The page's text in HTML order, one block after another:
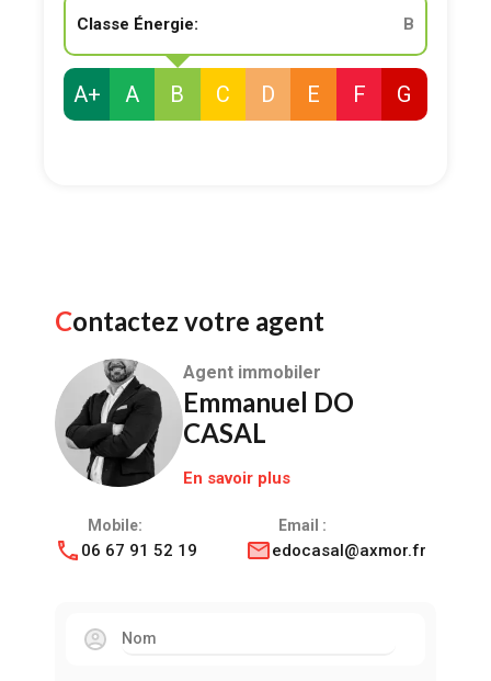
Classe Énergie: B
A+ A B C D E F G
Contactez votre agent
Agent immobiler
Emmanuel DO
CASAL
En savoir plus
Mobile:
06 67 91 52 19
Email :
edocasal@axmor.fr